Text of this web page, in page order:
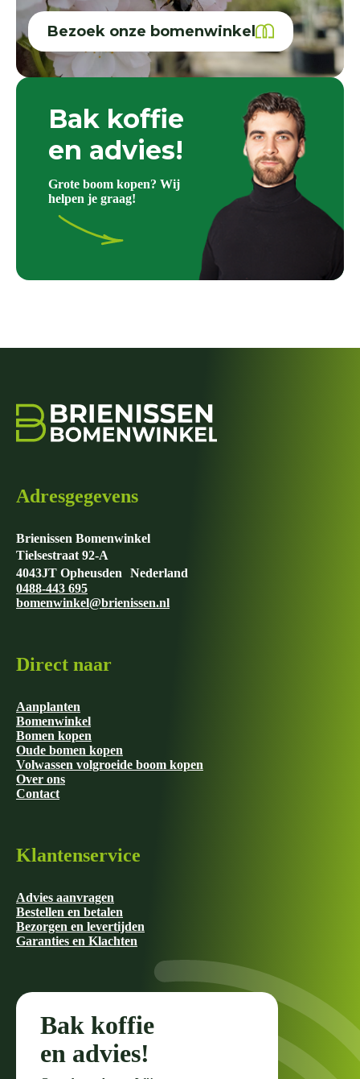
Bezoek onze bomenwinkel
Bak koffie
en advies!
Grote boom kopen? Wij
helpen je graag!
Adresgegevens
Brienissen Bomenwinkel
Tielsestraat 92-A
4043JT Opheusden Nederland
0488-443 695
bomenwinkel@brienissen.nl
Direct naar
Aanplanten
Bomenwinkel
Bomen kopen
Oude bomen kopen
Volwassen volgroeide boom kopen
Over ons
Contact
Klantenservice
Advies aanvragen
Bestellen en betalen
Bezorgen en levertijden
Garanties en Klachten
Bak koffie
en advies!